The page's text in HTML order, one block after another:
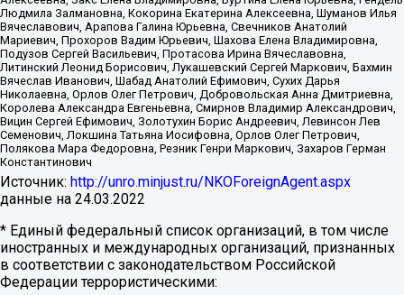
Людмила Залмановна, Кокорина Екатерина Алексеевна, Шуманов Илья
Вячеславович, Арапова Галина Юрьевна, Свечников Анатолий
Мариевич, Прохоров Вадим Юрьевич, Шахова Елена Владимировна,
Подузов Сергей Васильевич, Протасова Ирина Вячеславовна,
Литинский Леонид Борисович, Лукашевский Сергей Маркович, Бахмин
Вячеслав Иванович, Шабад Анатолий Ефимович, Сухих Дарья
Николаевна, Орлов Олег Петрович, Добровольская Анна Дмитриевна,
Королева Александра Евгеньевна, Смирнов Владимир Александрович,
Вицин Сергей Ефимович, Золотухин Борис Андреевич, Левинсон Лев
Семенович, Локшина Татьяна Иосифовна, Орлов Олег Петрович,
Полякова Мара Федоровна, Резник Генри Маркович, Захаров Герман
Константинович
Источник: http://unro.minjust.ru/NKOForeignAgent.aspx
данные на 24.03.2022
* Единый федеральный список организаций, в том числе
иностранных и международных организаций, признанных
в соответствии с законодательством Российской
Федерации террористическими: